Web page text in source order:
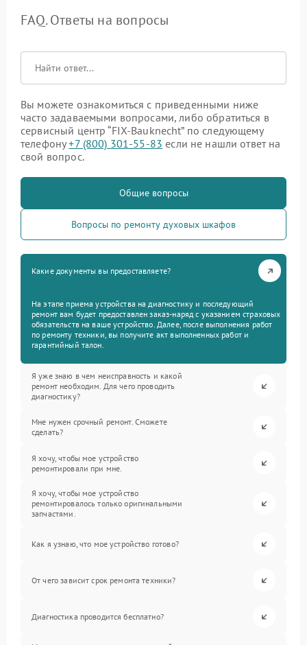
FAQ. Ответы на вопросы
Вы можете ознакомиться с приведенными ниже
часто задаваемыми вопросами, либо обратиться в
сервисный центр “FIX-Bauknecht” по следующему
телефону+7 (800) 301-55-83 если не нашли ответ на
свой вопрос.
Общие вопросы
Вопросы по ремонту духовых шкафов
Какие документы вы предоставляете?
На этапе приема устройства на диагностику и последующий
ремонт вам будет предоставлен заказ-наряд с указанием страховых
обязательств на ваше устройство. Далее, после выполнения работ
по ремонту техники, вы получите акт выполненных работ и
гарантийный талон.
Я уже знаю в чем неисправность и какой
ремонт необходим. Для чего проводить
диагностику?
Мне нужен срочный ремонт. Сможете
сделать?
Я хочу, чтобы мое устройство
ремонтировали при мне.
Я хочу, чтобы мое устройство
ремонтировалось только оригинальными
запчастями.
Как я узнаю, что мое устройство готово?
От чего зависит срок ремонта техники?
Диагностика проводится бесплатно?